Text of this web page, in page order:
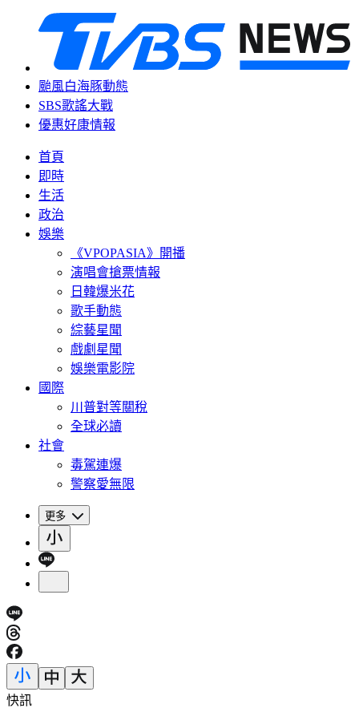
颱風白海豚動態
SBS歌謠大戰
優惠好康情報
首頁
即時
生活
政治
娛樂
《VPOPASIA》開播
演唱會搶票情報
日韓爆米花
歌手動態
綜藝星聞
戲劇星聞
娛樂電影院
國際
川普對等關稅
全球必讀
社會
毒駕連爆
警察愛無限
更多
快訊